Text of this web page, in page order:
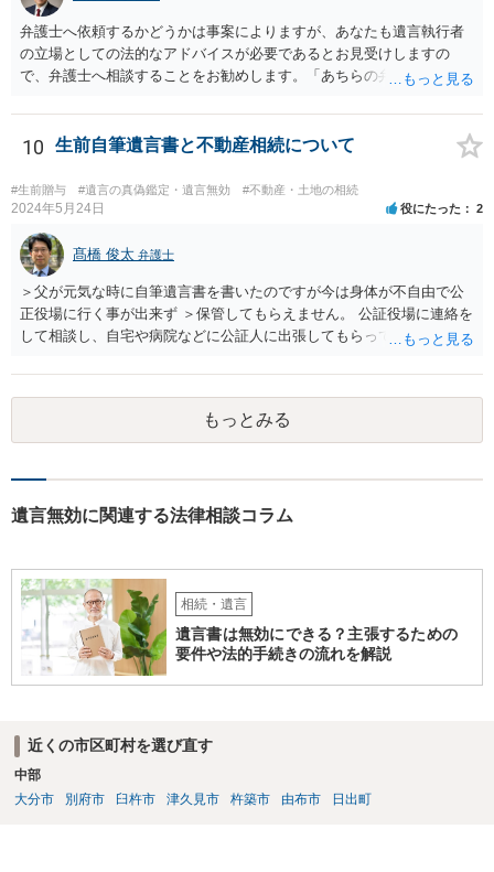
から３年が経過しているとのことですので、早急に戸籍、遺言の有
無、不動産登記、遺産分割協議書の有無を確認した方がよいでしょ
う。特に、お姉様側だけで不動産名義を変更している場合、遺言があ
ったのか、遺産分割協議書が作成されているのか、奥様の署名押印が
以前に、法定相続分や遺産分割未了の問題として整理すべき場合もあ
ります。 奥様において戸籍謄本、不動産登記簿、固定資産評価証明
書、遺言書の有無等を確認し、弁護士に個別に相談した方がよいと思
われます。
弁護士へ依頼するかどうかは事案によりますが、あなたも遺言執行者
の立場としての法的なアドバイスが必要であるとお見受けしますの
で、弁護士へ相談することをお勧めします。「あちらの弁護士」（元
誘導しかしてこないと思います。
10 生前自筆遺言書と不動産相続について
#生前贈与 #遺言の真偽鑑定・遺言無効 #不動産・土地の相続
2024年5月24日 役にたった 2
髙橋 俊太 弁護士
＞父が元気な時に自筆遺言書を書いたのですが今は身体が不自由で公
正役場に行く事が出来ず ＞保管してもらえません。 公証役場に連絡を
して相談し、自宅や病院などに公証人に出張してもらって公正証書を
うことも可能です。 ＞不動産名義を父から母に名義変更しておいた方
がいいのではと考えていますがどう思いますか？ 詳細が不明であり何
とも言えないのですが、遺言内容との関わりもあると思いますので、
弁護士に事情等を説明して個別に相談した方がよいように思います。
もっとみる
遺言無効に関連する法律相談コラム
相続・遺言
遺言書は無効にできる？主張するための
要件や法的手続きの流れを解説
近くの市区町村を選び直す
中部
大分市
別府市 臼杵市 津久見市 杵築市 由布市 日出町